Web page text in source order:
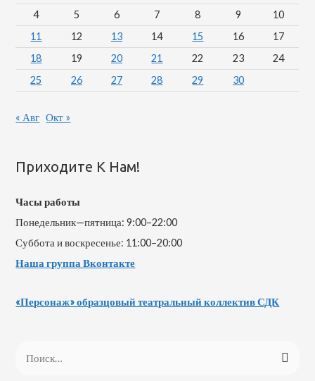
4
5 6 7 8 9
10
11
12 13 14 15 16
17
18
19 20 21 22 23
24
25
26 27 28 29 30
« Авг Окт »
Приходите К Нам!
Часы работы
Понедельник—пятница: 9:00–22:00
Суббота и воскресенье: 11:00–20:00
Наша группа Вконтакте
«Персонаж» образцовый театральный коллектив СДК